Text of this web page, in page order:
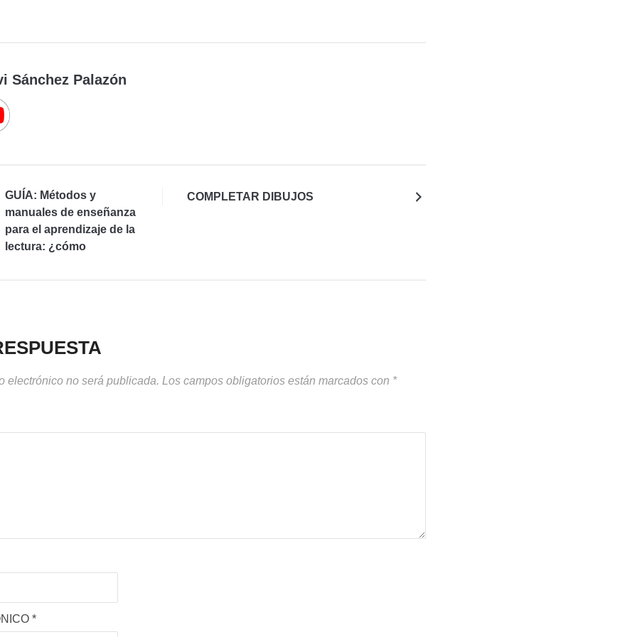
Sánchez Palazón
GUÍA: Métodos y
manuales de enseñanza
para el aprendizaje de la
lectura: ¿cómo
COMPLETAR DIBUJOS
electrónico no será publicada. Los campos obligatorios están marcados con *
*